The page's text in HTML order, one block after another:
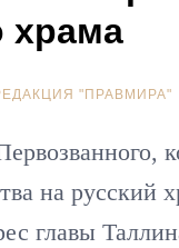
храма
"ПРАВМИРА"
на русский
главы